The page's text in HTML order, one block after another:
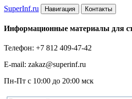
SuperInf.ru Навигация Контакты
Информационные материалы для
Телефон: +7 812 409-47-42
E-mail: zakaz@superinf.ru
Пн-Пт с 10:00 до 20:00 мск